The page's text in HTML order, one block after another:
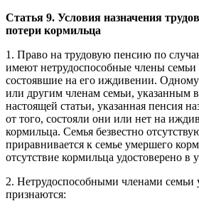
Статья 9. Условия назначения
потери кормильца
1. Право на трудовую пенсию по
имеют нетрудоспособные члены
состоявшие на его иждивении.
или другим членам семьи, указанным
настоящей статьи, указанная пенсия
от того, состояли они или нет на
кормильца. Семья безвестно
приравнивается к семье умершего
отсутствие кормильца удостоверено в
2. Нетрудоспособными членами семьи
признаются: